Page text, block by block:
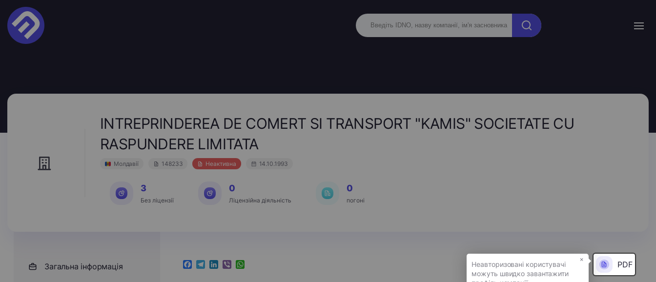
INTREPRINDEREA DE COMERT SI TRANSPORT "KAMIS" SOCIETATE CU
RASPUNDERE LIMITATA
Молдавії 148233 Неактивна 14.10.1993
3
Без ліцензії
0
Ліцензійна діяльність
0
погоні
Загальна інформація Facebook
Telegram
LinkedIn
ViberWhatsApp PDF
×